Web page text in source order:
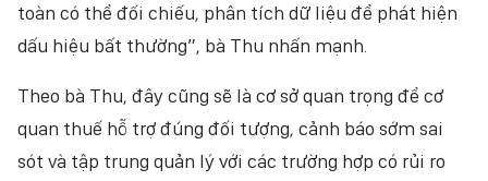
toàn có thể đối chiếu, phân tích dữ liệu để phát hiện
dấu hiệu bất thường”, bà Thu nhấn mạnh.
Theo bà Thu, đây cũng sẽ là cơ sở quan trọng để cơ
quan thuế hỗ trợ đúng đối tượng, cảnh báo sớm sai
sót và tập trung quản lý với các trường hợp có rủi ro